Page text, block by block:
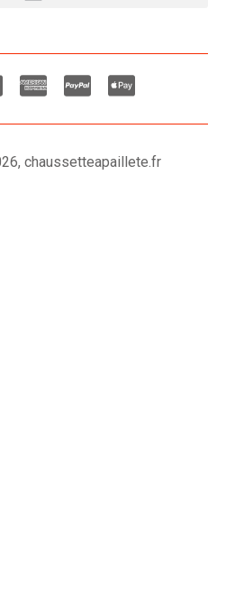
chaussetteapaillete.fr